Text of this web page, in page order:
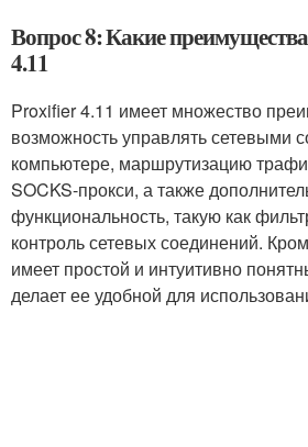
Вопрос 8: Какие
4.11
Proxifier 4.11 имеет множество
возможность управлять сетевыми
компьютере, маршрутизацию
SOCKS-прокси, а также
функциональность, такую как
контроль сетевых соединений.
имеет простой и интуитивно
делает ее удобной для